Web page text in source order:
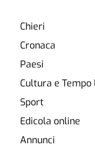
Chieri
Cronaca
Paesi
Cultura e Tempo
Sport
Edicola online
Annunci